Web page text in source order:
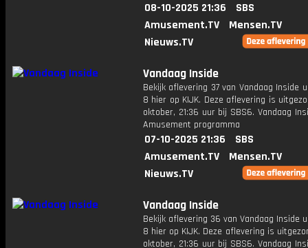
08-10-2025 21:36
SBS
Amusement.TV
Mensen.TV
Nieuws.TV
Vandaag Inside
Bekijk aflevering 37 van Vandaag Inside
8 hier op KIJK. Deze aflevering is
oktober, 21:36 uur bij SBS6. Vandaag
Amusement programma
07-10-2025 21:36
SBS
Amusement.TV
Mensen.TV
Nieuws.TV
Vandaag Inside
Bekijk aflevering 36 van Vandaag Inside
8 hier op KIJK. Deze aflevering is
oktober, 21:36 uur bij SBS6. Vandaag